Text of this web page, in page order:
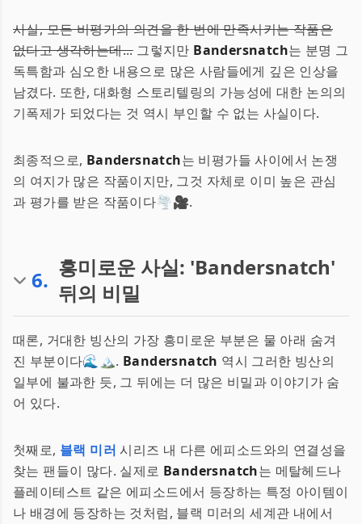
사실, 모든 비평가의 의견을 한 번에 만족시키는 작품은
없다고 생각하는데...그렇지만 Bandersnatch는 분명 그
독특함과 심오한 내용으로 많은 사람들에게 깊은 인상을
남겼다. 또한, 대화형 스토리텔링의 가능성에 대한 논의의
기폭제가 되었다는 것 역시 부인할 수 없는 사실이다.
최종적으로, Bandersnatch는 비평가들 사이에서 논쟁
의 여지가 많은 작품이지만, 그것 자체로 이미 높은 관심
과 평가를 받은 작품이다🌪️🎥.
6. 흥미로운 사실: 'Bandersnatch'
뒤의 비밀
때론, 거대한 빙산의 가장 흥미로운 부분은 물 아래 숨겨
진 부분이다🌊🏔. Bandersnatch 역시 그러한 빙산의
일부에 불과한 듯, 그 뒤에는 더 많은 비밀과 이야기가 숨
어 있다.
첫째로, 블랙 미러 시리즈 내 다른 에피소드와의 연결성을
찾는 팬들이 많다. 실제로 Bandersnatch는 메탈헤드나
플레이테스트 같은 에피소드에서 등장하는 특정 아이템이
나 배경에 등장하는 것처럼, 블랙 미러의 세계관 내에서